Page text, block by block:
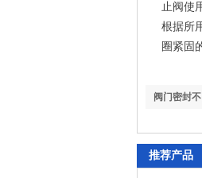
止阀使
根据所
圈紧固
阀门密封
推荐产品